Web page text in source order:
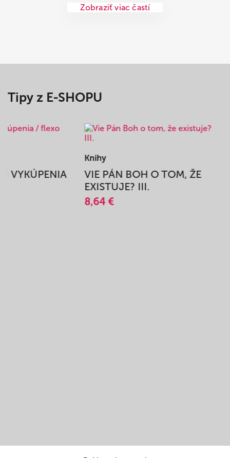
Zobraziť viac častí
Tipy z E-SHOPU
VYKÚPENIA
Knihy
VIE PÁN BOH O TOM, ŽE
EXISTUJE? III.
8,64 €